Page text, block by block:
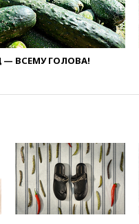
— ВСЕМУ ГОЛОВА!